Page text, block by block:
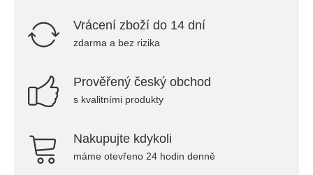
Vrácení zboží do 14 dní
zdarma a bez rizika
Prověřený český obchod
s kvalitními produkty
Nakupujte kdykoli
máme otevřeno 24 hodin denně